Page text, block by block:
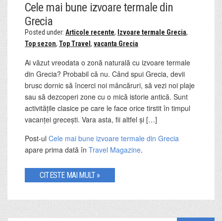
Cele mai bune izvoare termale din
Grecia
Posted under: Articole recente, Izvoare termale Grecia,
Top sezon, Top Travel , vacanta Grecia
Ai văzut vreodata o zonă naturală cu izvoare termale
din Grecia? Probabil că nu. Când spui Grecia, devii
brusc dornic să încerci noi mâncăruri, să vezi noi plaje
sau să dezcoperi zone cu o mică istorie antică. Sunt
activitățile clasice pe care le face orice tirstit în timpul
vacanței grecești. Vara asta, fii altfel și […]
Post-ul Cele mai bune izvoare termale din Grecia
apare prima dată în Travel Magazine.
CITESTE MAI MULT »